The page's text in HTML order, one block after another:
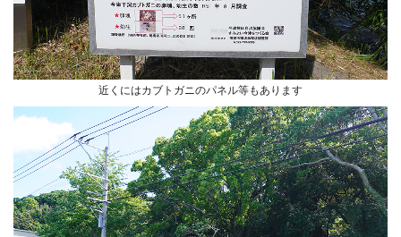
近くにはカブトガニのパネル等もあります